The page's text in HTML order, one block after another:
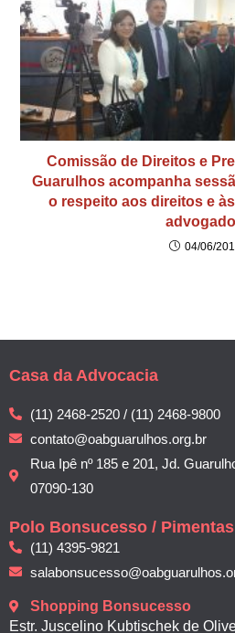
Comissão de Direitos e
Guarulhos acompanha
o respeito aos direitos e
04/06/
Casa da Advocacia
(11) 2468-2520 / (11) 2468-9800
contato@oabguarulhos.org.br
Rua Ipê nº 185 e 201, Jd.
07090-130
Polo Bonsucesso / Pimentas
(11) 4395-9821
Shopping Bonsucesso
Estr. Juscelino Kubtischek de